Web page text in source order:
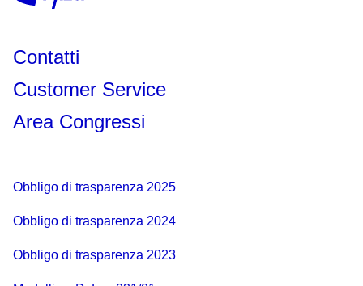
Contatti
Customer Service
Area Congressi
Obbligo di trasparenza 2025
Obbligo di trasparenza 2024
Obbligo di trasparenza 2023